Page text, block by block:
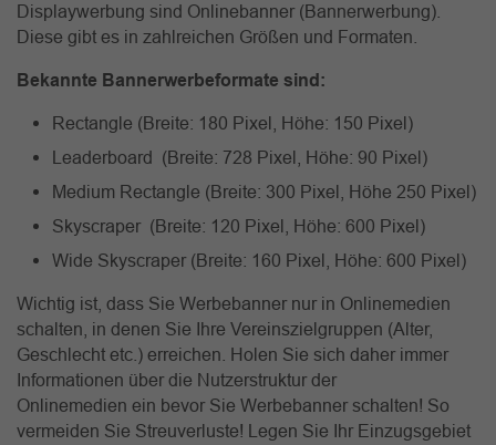
Displaywerbung sind Onlinebanner (Bannerwerbung).
Diese gibt es in zahlreichen Größen und Formaten.
Bekannte Bannerwerbeformate sind:
Rectangle (Breite: 180 Pixel, Höhe: 150 Pixel)
Leaderboard (Breite: 728 Pixel, Höhe: 90 Pixel)
Medium Rectangle (Breite: 300 Pixel, Höhe 250 Pixel)
Skyscraper (Breite: 120 Pixel, Höhe: 600 Pixel)
Wide Skyscraper (Breite: 160 Pixel, Höhe: 600 Pixel)
Wichtig ist, dass Sie Werbebanner nur in Onlinemedien
schalten, in denen Sie Ihre Vereinszielgruppen (Alter,
Geschlecht etc.) erreichen. Holen Sie sich daher immer
Informationen über die Nutzerstruktur der
Onlinemedien ein bevor Sie Werbebanner schalten! So
vermeiden Sie Streuverluste! Legen Sie Ihr Einzugsgebiet